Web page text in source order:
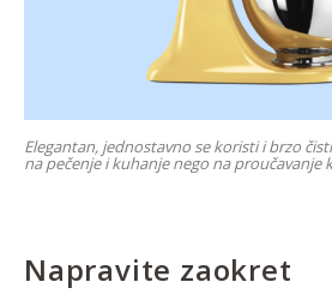
Elegantan, jednostavno se koristi i brzo
na pečenje i kuhanje nego na proučavanje
Napravite zaokret